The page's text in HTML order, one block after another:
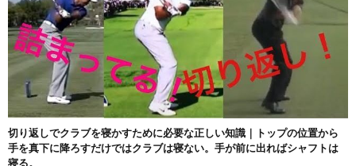
切り返しでクラブを寝かすために必要な正しい知識｜トップの位置から
手を真下に降ろすだけではクラブは寝ない。手が前に出ればシャフトは